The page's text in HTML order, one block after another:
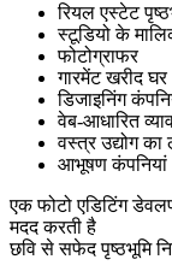
रियल एस्टेट
स्टूडियो के
फोटोग्राफर
गारमेंट खरीद घर
डिजाइनिंग
वेब-आधारित
वस्त्र उद्योग
आभूषण कंपनियां
एक फोटो एडिटिंग
मदद करती है
छवि से सफेद पृष्ठभूमि